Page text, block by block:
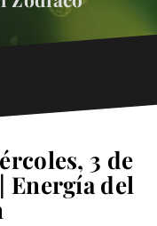
3 de
Energía del